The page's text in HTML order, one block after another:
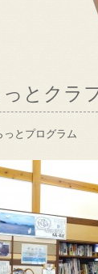
とクラ
っとプログラム